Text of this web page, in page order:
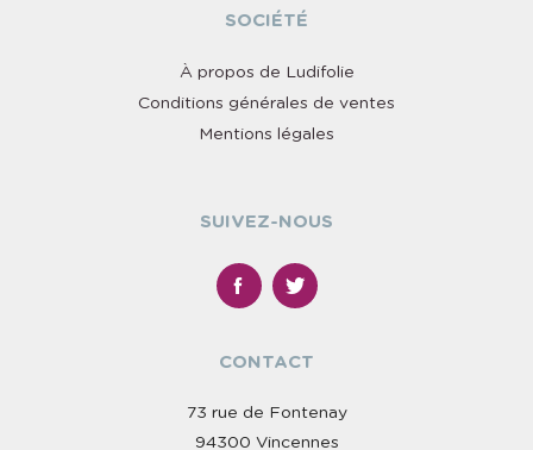
SOCIÉTÉ
À propos de Ludifolie
Conditions générales de ventes
Mentions légales
SUIVEZ-NOUS
CONTACT
73 rue de Fontenay
94300 Vincennes